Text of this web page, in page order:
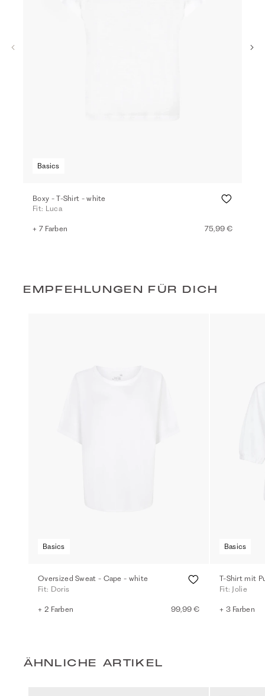
Basics
Boxy - T-Shirt - white
Fit: Luca
+ 7 Farben 75,99 €
EMPFEHLUNGEN FÜR DICH
Basics
Oversized Sweat - Cape - white
Fit: Doris
+ 2 Farben 99,99 €
Basics
T-Shirt mit
Fit: Jolie
+ 3 Farben
ÄHNLICHE ARTIKEL